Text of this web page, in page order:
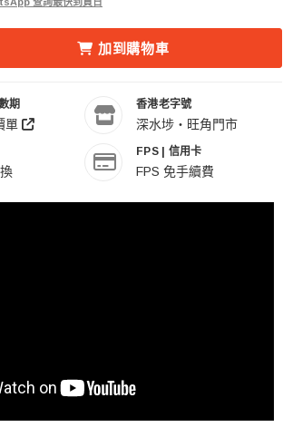
KNOWLED F600BI BI-COLOR
神牛 KNOWLED F600BI BI-
加到購物車
期
單
香港老字號
深水埗・旺角門市
FPS | 信用卡
FPS 免手續費